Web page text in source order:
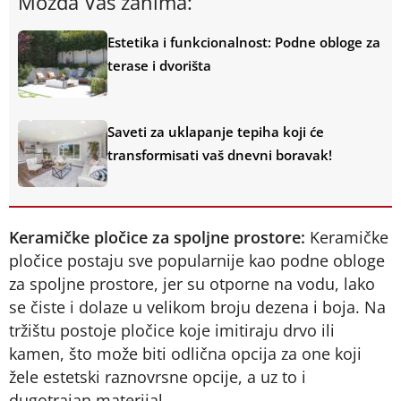
Estetika i funkcionalnost: Podne obloge za
terase i dvorišta
Saveti za uklapanje tepiha koji će
transformisati vaš dnevni boravak!
Keramičke pločice za spoljne prostore: Keramičke
pločice postaju sve popularnije kao podne obloge
za spoljne prostore, jer su otporne na vodu, lako
se čiste i dolaze u velikom broju dezena i boja. Na
tržištu postoje pločice koje imitiraju drvo ili
kamen, što može biti odlična opcija za one koji
žele estetski raznovrsne opcije, a uz to i